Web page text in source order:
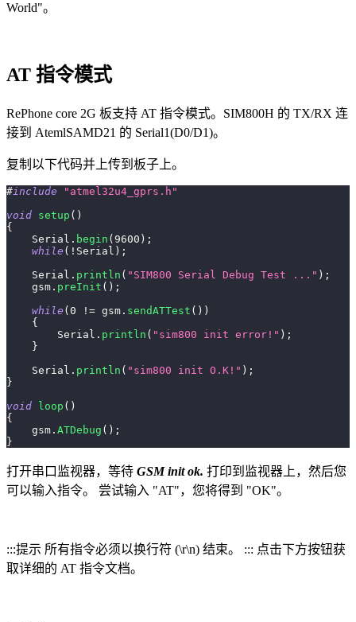
World"。
AT 指令模式
RePhone core 2G 板支持 AT 指令模式。SIM800H 的 TX/RX 连
接到 AtemlSAMD21 的 Serial1(D0/D1)。
复制以下代码并上传到板子上。
#include
"atmel32u4_gprs.h"
void setup ( )
{
    Serial
. begin ( 9600 ) ;
while ( ! Serial ) ;
    Serial
. println ( "SIM800 Serial Debug Test ..." ) ;
    gsm
. preInit ( ) ;
while ( 0 != gsm . sendATTest ( ) )
{
        Serial
. println ( "sim800 init error!" ) ;
}
    Serial
. println ( "sim800 init O.K!" ) ;
}
void
loop ( )
{
    gsm
. ATDebug ( ) ;
}
打开串口监视器，等待 GSM init ok. 打印到监视器上，然后您
可以输入指令。 尝试输入 "AT"，您将得到 "OK"。
:::提示 所有指令必须以换行符 (\r\n) 结束。 ::: 点击下方按钮获
取详细的 AT 指令文档。